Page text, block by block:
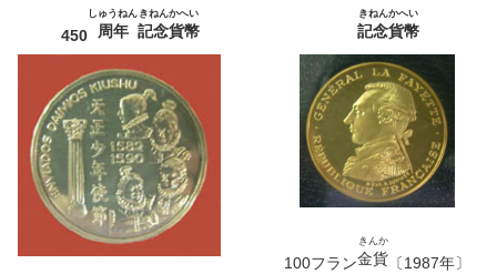
450 周年
しゅうねん
記念貨幣
きねんかへい
記念貨幣
きねんかへい
100フラン金貨
きんか
〔1987年〕